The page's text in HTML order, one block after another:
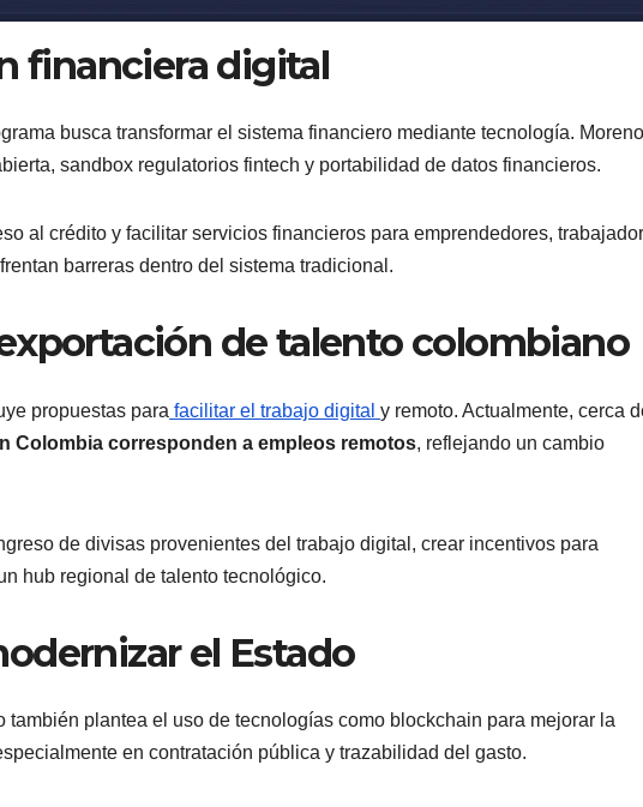
financiera digital
busca transformar el sistema financiero mediante tecnología. Moreno
sandbox regulatorios fintech y portabilidad de datos financieros.
al crédito y facilitar servicios financieros para emprendedores,
barreras dentro del sistema tradicional.
de talento colombiano
propuestas para facilitar el trabajo digital y remoto. Actualmente, cerca
Colombia corresponden a empleos remotos, reflejando un cambio
de divisas provenientes del trabajo digital, crear incentivos para
hub regional de talento tecnológico.
el Estado
también plantea el uso de tecnologías como blockchain para mejorar la
en contratación pública y trazabilidad del gasto.